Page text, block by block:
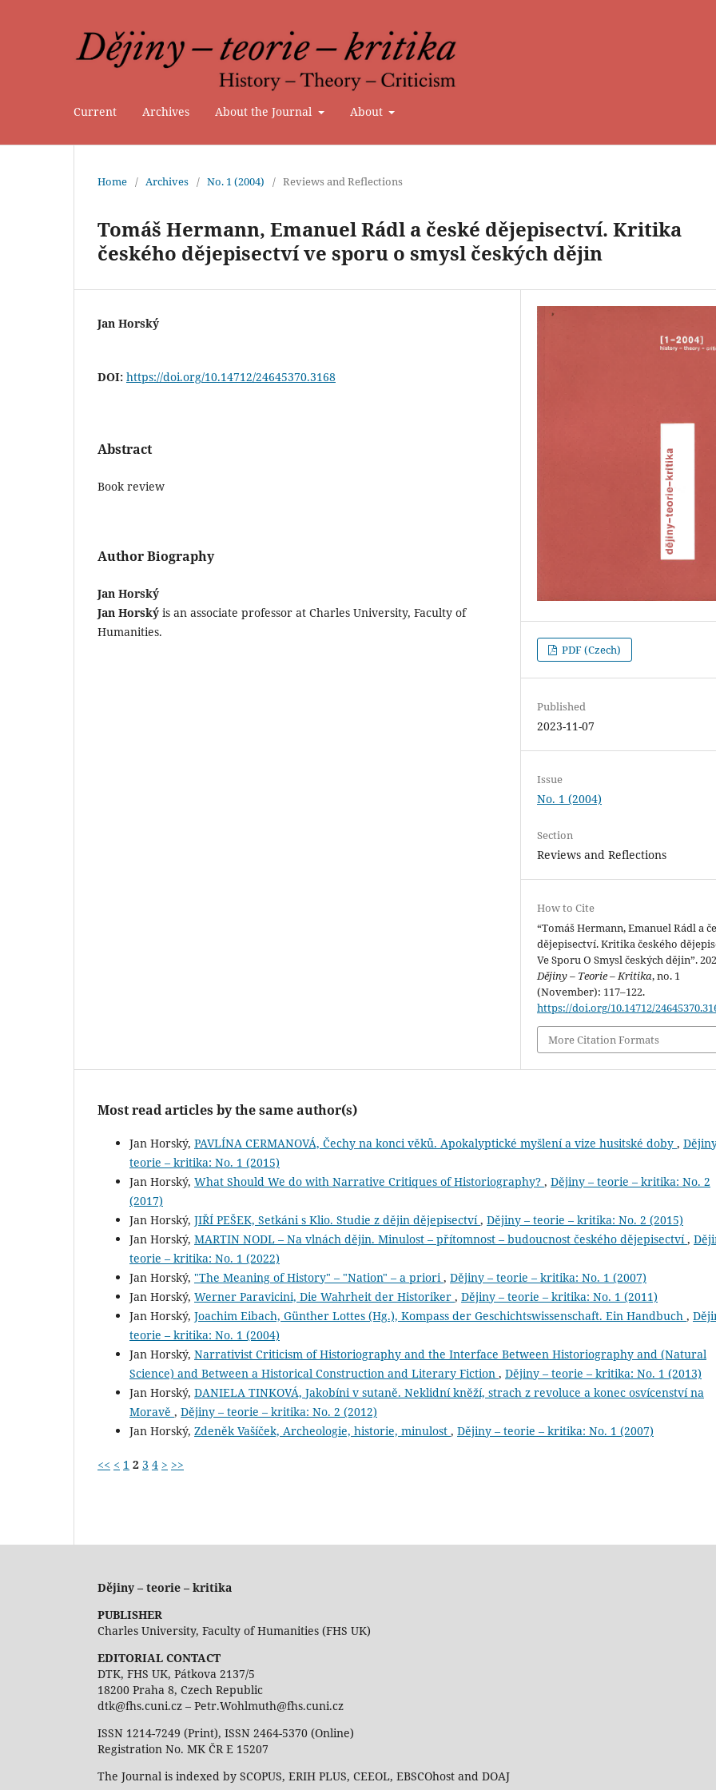
Current Archives About the Journal About
Home / Archives / No. 1 (2004) / Reviews and Reflections
Tomáš Hermann, Emanuel Rádl a české dějepisectví. Kritika
českého dějepisectví ve sporu o smysl českých dějin
Jan Horský
DOI: https://doi.org/10.14712/24645370.3168
Abstract
Book review
Author Biography
Jan Horský
Jan Horský is an associate professor at Charles University, Faculty of
Humanities.
PDF (Czech)
Published
2023-11-07
Issue
No. 1 (2004)
Section
Reviews and Reflections
How to Cite
“Tomáš Hermann, Emanuel Rádl a
dějepisectví. Kritika českého
Ve Sporu O Smysl českých dějin”.
Dějiny – Teorie – Kritika, no. 1
(November): 117–122.
https://doi.org/10.14712/
More Citation Formats
Most read articles by the same author(s)
Jan Horský, PAVLÍNA CERMANOVÁ, Čechy na konci věků. Apokalyptické myšlení a vize husitské doby ,
teorie – kritika: No. 1 (2015)
Jan Horský, What Should We do with Narrative Critiques of Historiography? , Dějiny – teorie – kritika: No. 2
(2017)
Jan Horský, JIŘÍ PEŠEK, Setkáni s Klio. Studie z dějin dějepisectví, Dějiny – teorie – kritika: No. 2 (2015)
Jan Horský, MARTIN NODL – Na vlnách dějin. Minulost – přítomnost – budoucnost českého dějepisectví,
teorie – kritika: No. 1 (2022)
Jan Horský, "The Meaning of History" – "Nation" – a priori, Dějiny – teorie – kritika: No. 1 (2007)
Jan Horský, Werner Paravicini, Die Wahrheit der Historiker , Dějiny – teorie – kritika: No. 1 (2011)
Jan Horský, Joachim Eibach, Günther Lottes (Hg.), Kompass der Geschichtswissenschaft. Ein Handbuch ,
teorie – kritika: No. 1 (2004)
Jan Horský, Narrativist Criticism of Historiography and the Interface Between Historiography and (Natural
Science) and Between a Historical Construction and Literary Fiction , Dějiny – teorie – kritika: No. 1 (2013)
Jan Horský, DANIELA TINKOVÁ, Jakobíni v sutaně. Neklidní kněží, strach z revoluce a konec osvícenství na
Moravě , Dějiny – teorie – kritika: No. 2 (2012)
Jan Horský, Zdeněk Vašíček, Archeologie, historie, minulost , Dějiny – teorie – kritika: No. 1 (2007)
<< < 1 2 3 4 > >>
Dějiny – teorie – kritika
PUBLISHER
Charles University, Faculty of Humanities (FHS UK)
EDITORIAL CONTACT
DTK, FHS UK, Pátkova 2137/5
18200 Praha 8, Czech Republic
dtk@fhs.cuni.cz – Petr.Wohlmuth@fhs.cuni.cz
ISSN 1214-7249 (Print), ISSN 2464-5370 (Online)
Registration No. MK ČR E 15207
The Journal is indexed by SCOPUS, ERIH PLUS, CEEOL, EBSCOhost and DOAJ